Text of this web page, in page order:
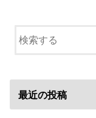
最近の投稿